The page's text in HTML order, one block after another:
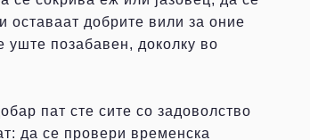
оставаат добрите вили за оние
уште позабавен, доколку во
пат сте сите со задоволство
да се провери временска